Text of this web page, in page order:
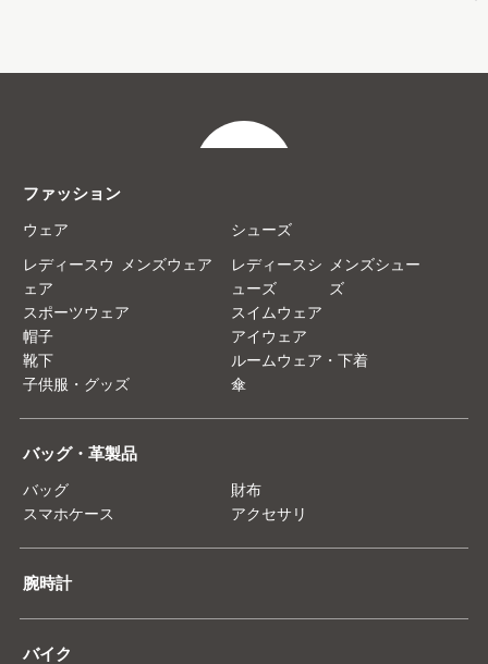
ファッション
ウェア
レディースウ
ェア
メンズウェア
シューズ
レディースシ
ューズ
メンズシュー
ズ
スポーツウェア
スイムウェア
帽子
アイウェア
靴下
ルームウェア・下着
子供服・グッズ
傘
バッグ・革製品
バッグ
財布
スマホケース
アクセサリ
腕時計
バイク